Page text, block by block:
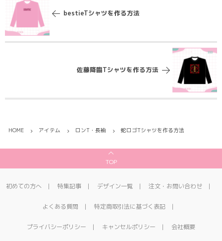
bestieTシャツを作る方法
佐藤降臨Tシャツを作る方法
HOME アイテム ロンT・長袖 蛇ロゴTシャツを作る方法
TOP
初めての方へ 特集記事 デザイン一覧 注文・お問い合わせ
よくある質問 特定商取引法に基づく表記
プライバシーポリシー キャンセルポリシー 会社概要